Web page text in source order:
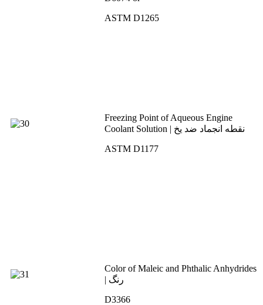
ASTM D1265
Freezing Point of Aqueous Engine
Coolant Solution | نقطه انجماد ضد یخ
ASTM D1177
Color of Maleic and Phthalic Anhydrides
| رنگ
D3366